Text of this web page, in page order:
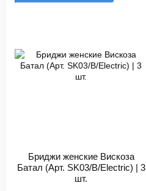
Бриджи женские Вискоза
Батал (Арт. SK03/B/Electric) | 3
шт.